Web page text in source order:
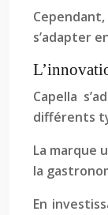
s’adapter
Capella
différents
La marque
la
En